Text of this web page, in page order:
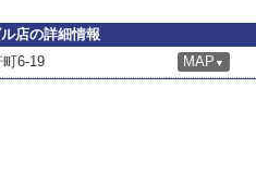
店の詳細情報
6-19 MAP ▼